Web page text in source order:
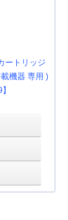
ートリッジ
機器 専用 )